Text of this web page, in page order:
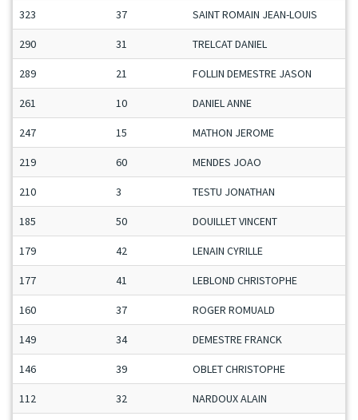
323 37 SAINT ROMAIN JEAN-LOUIS
290 31 TRELCAT DANIEL
289 21 FOLLIN DEMESTRE JASON
261 10 DANIEL ANNE
247 15 MATHON JEROME
219 60 MENDES JOAO
210 3 TESTU JONATHAN
185 50 DOUILLET VINCENT
179 42 LENAIN CYRILLE
177 41 LEBLOND CHRISTOPHE
160 37 ROGER ROMUALD
149 34 DEMESTRE FRANCK
146 39 OBLET CHRISTOPHE
112 32 NARDOUX ALAIN